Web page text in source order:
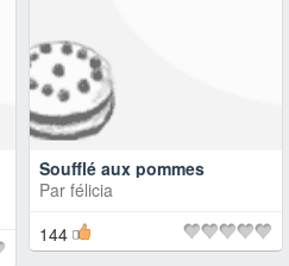
Soufflé aux pommes
Par félicia
144